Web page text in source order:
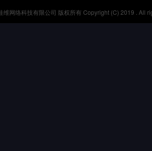
维网络科技有限公司 版权所有 Copyright (C) 2019 . All